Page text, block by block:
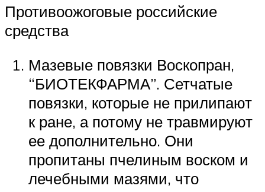
Противоожоговые российские
средства
Мазевые повязки Воскопран,
“БИОТЕКФАРМА”. Сетчатые
повязки, которые не прилипают
к ране, а потому не травмируют
ее дополнительно. Они
пропитаны пчелиным воском и
лечебными мазями, что